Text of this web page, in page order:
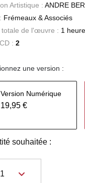
Artistique : ANDRE
Frémeaux & Associés
totale de l'œuvre : 1
: 2
une version :
Version Numérique
19,95 €
souhaitée :